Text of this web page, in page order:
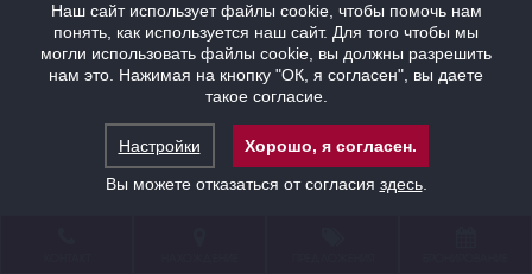
Наш сайт использует файлы cookie, чтобы помочь нам
понять, как используется наш сайт. Для того чтобы мы
могли использовать файлы cookie, вы должны разрешить
нам это. Нажимая на кнопку "ОК, я согласен", вы даете
такое согласие.
Настройки
Хорошо, я согласен.
Вы можете отказаться от согласия здесь.